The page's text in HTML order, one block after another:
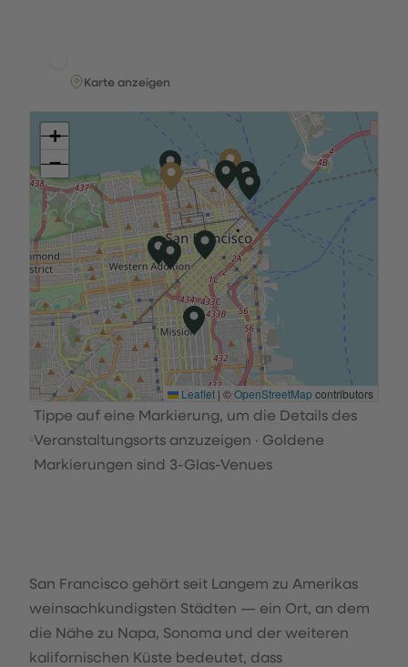
Karte anzeigen
+
−
Leaflet | ©OpenStreetMap contributors
Tippe auf eine Markierung, um die Details des
Veranstaltungsorts anzuzeigen · Goldene
Markierungen sind 3-Glas-Venues
San Francisco gehört seit Langem zu Amerikas
weinsachkundigsten Städten — ein Ort, an dem
die Nähe zu Napa, Sonoma und der weiteren
kalifornischen Küste bedeutet, dass